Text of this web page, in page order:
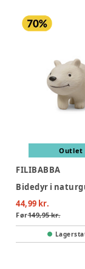
Outlet
FILIBABBA
44,99 kr.
Før149,95 kr.